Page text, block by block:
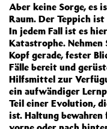
Aber keine Sorge, es
Raum. Der Teppich
In jedem Fall ist es
Katastrophe.
Kopf gerade, fester
Fälle bereit und
Hilfsmittel zur
ein aufwändiger
Teil einer Evolution,
ist. Haltung